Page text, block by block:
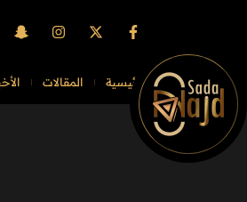
الرئيسية المقالات